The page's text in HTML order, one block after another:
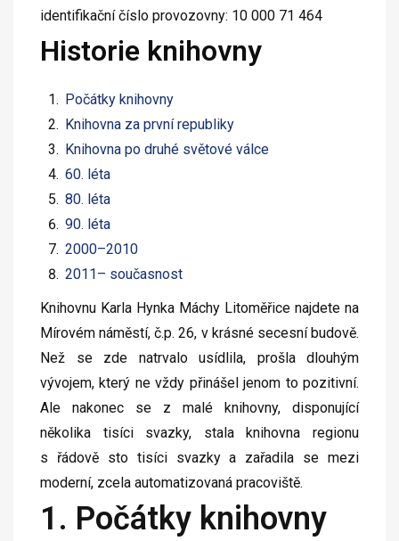
identifikační číslo provozovny: 10 000 71 464
Historie knihovny
Počátky knihovny
Knihovna za první republiky
Knihovna po druhé světové válce
60. léta
80. léta
90. léta
2000–2010
2011– současnost
Knihovnu Karla Hynka Máchy Litoměřice najdete na
Mírovém náměstí, č.p. 26, v krásné secesní budově.
Než se zde natrvalo usídlila, prošla dlouhým
vývojem, který ne vždy přinášel jenom to pozitivní.
Ale nakonec se z malé knihovny, disponující
několika tisíci svazky, stala knihovna regionu
s řádově sto tisíci svazky a zařadila se mezi
moderní, zcela automatizovaná pracoviště.
1. Počátky knihovny